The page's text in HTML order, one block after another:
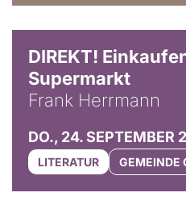
DIREKT!
Supermarkt
Frank Herrmann
DO., 24. SEPTEMBER
LITERATUR GEMEINDE